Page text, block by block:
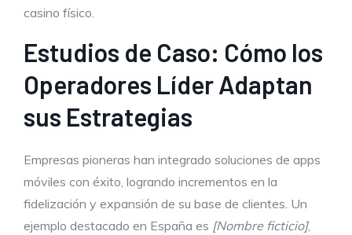
casino físico.
Estudios de Caso: Cómo los
Operadores Líder Adaptan
sus Estrategias
Empresas pioneras han integrado soluciones de apps
móviles con éxito, logrando incrementos en la
fidelización y expansión de su base de clientes. Un
ejemplo destacado en España es [Nombre ficticio],